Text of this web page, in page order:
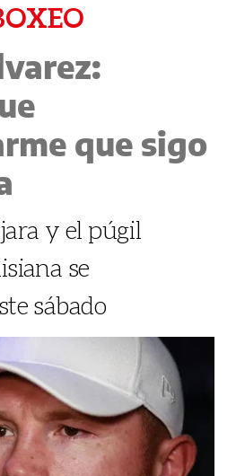
que sigo
y el púgil
se
sábado